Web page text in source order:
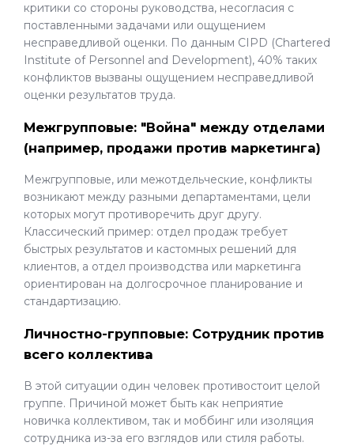
критики со стороны руководства, несогласия с
поставленными задачами или ощущением
несправедливой оценки. По данным CIPD (Chartered
Institute of Personnel and Development), 40% таких
конфликтов вызваны ощущением несправедливой
оценки результатов труда.
Межгрупповые: "Война" между отделами
(например, продажи против маркетинга)
Межгрупповые, или межотдельческие, конфликты
возникают между разными департаментами, цели
которых могут противоречить друг другу.
Классический пример: отдел продаж требует
быстрых результатов и кастомных решений для
клиентов, а отдел производства или маркетинга
ориентирован на долгосрочное планирование и
стандартизацию.
Личностно-групповые: Сотрудник против
всего коллектива
В этой ситуации один человек противостоит целой
группе. Причиной может быть как неприятие
новичка коллективом, так и моббинг или изоляция
сотрудника из-за его взглядов или стиля работы.